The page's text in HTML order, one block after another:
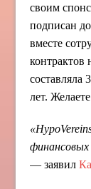
своим
подписан
вместе
контрактов
составляла
лет.
финансовых
— заявил